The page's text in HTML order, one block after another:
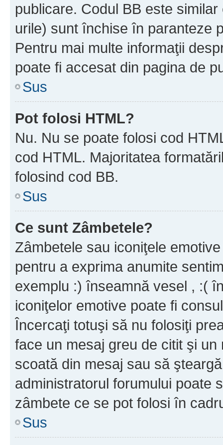
publicare. Codul BB este
urile) sunt închise în paranteze
Pentru mai multe informaţii
poate fi accesat din pagina de
Sus
Pot folosi HTML?
Nu. Nu se poate folosi cod
cod HTML. Majoritatea
folosind cod BB.
Sus
Ce sunt Zâmbetele?
Zâmbetele sau iconiţele
pentru a exprima anumite
exemplu :) înseamnă vesel , :(
iconiţelor emotive poate fi
Încercaţi totuşi să nu folosiţi
face un mesaj greu de citit şi
scoată din mesaj sau să
administratorul forumului poate
zâmbete ce se pot folosi în
Sus